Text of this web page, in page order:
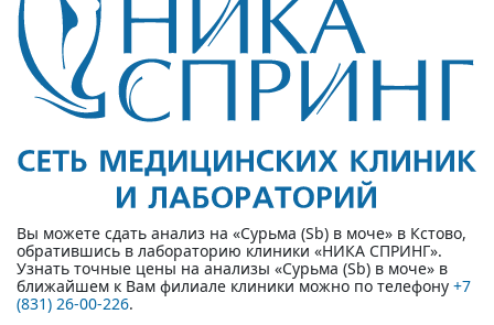
Вы можете сдать анализ на «Сурьма (Sb) в моче» в Кстово,
обратившись в лабораторию клиники «НИКА СПРИНГ».
Узнать точные цены на анализы «Сурьма (Sb) в моче» в
ближайшем к Вам филиале клиники можно по телефону +7
(831) 26-00-226.